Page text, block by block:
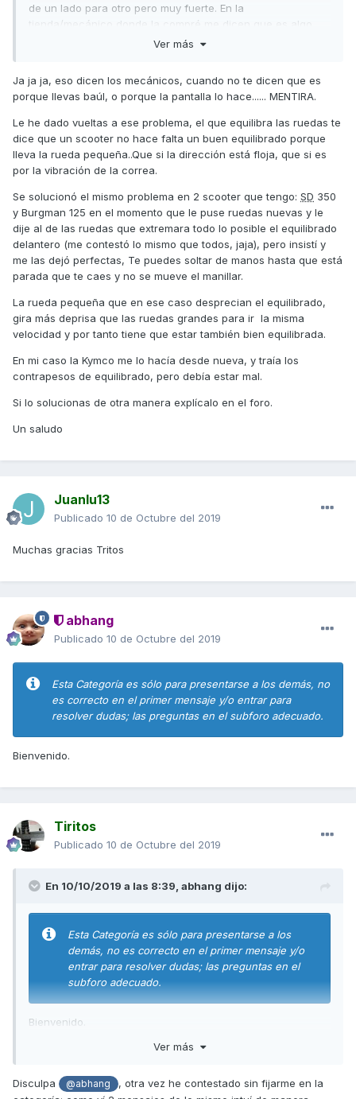
de un lado para otro pero muy fuerte. En la
tienda/mecánico donde la compré me dicen que es algo
normal de las motos scooter y me parece muy raro. Alguien
antemano.
Ver más
Ja ja ja, eso dicen los mecánicos, cuando no te dicen que es
porque llevas baúl, o porque la pantalla lo hace...... MENTIRA.
Le he dado vueltas a ese problema, el que equilibra las ruedas te
dice que un scooter no hace falta un buen equilibrado porque
lleva la rueda pequeña..Que si la dirección está floja, que si es
por la vibración de la correa.
Se solucionó el mismo problema en 2 scooter que tengo: SD 350
y Burgman 125 en el momento que le puse ruedas nuevas y le
dije al de las ruedas que extremara todo lo posible el equilibrado
delantero (me contestó lo mismo que todos, jaja), pero insistí y
me las dejó perfectas, Te puedes soltar de manos hasta que está
parada que te caes y no se mueve el manillar.
La rueda pequeña que en ese caso desprecian el equilibrado,
gira más deprisa que las ruedas grandes para ir la misma
velocidad y por tanto tiene que estar también bien equilibrada.
En mi caso la Kymco me lo hacía desde nueva, y traía los
contrapesos de equilibrado, pero debía estar mal.
Si lo solucionas de otra manera explícalo en el foro.
Un saludo
Juanlu13
Publicado 10 de Octubre del 2019
Muchas gracias Tritos
abhang
Publicado 10 de Octubre del 2019
Esta Categoría es sólo para presentarse a los demás, no
es correcto en el primer mensaje y/o entrar para
resolver dudas; las preguntas en el subforo adecuado.
Bienvenido.
Tiritos
Publicado 10 de Octubre del 2019
En 10/10/2019 a las 8:39, abhang dijo:
Esta Categoría es sólo para presentarse a los
demás, no es correcto en el primer mensaje y/o
entrar para resolver dudas; las preguntas en el
subforo adecuado.
Bienvenido.
Ver más
Disculpa @abhang
, otra vez he contestado sin fijarme en la